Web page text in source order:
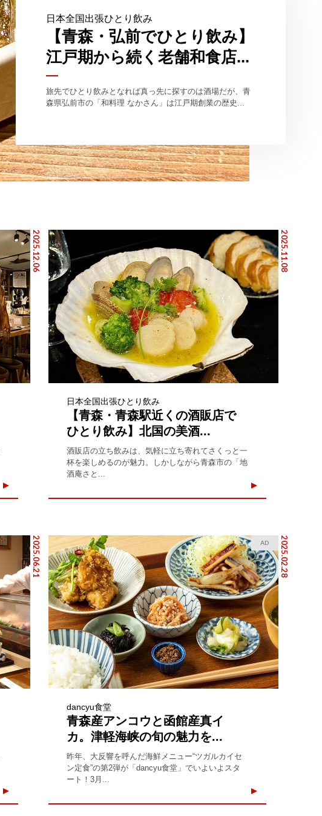
日本全国出張ひとり飲み
【青森・弘前でひとり飲み】
江戸期から続く老舗和食店...
旅先でひとり飲みとなれば真っ先に探すのは酒場だが、青
森県弘前市の「和料理 なかさん」は江戸期創業の歴史...
2025.12.06 2025.11.08
日本全国出張ひとり飲み
【青森・青森駅近くの酒販店で
ひとり飲み】北国の美酒...
酒販店の立ち飲みは、気軽に立ち寄れてさくっと一
杯を楽しめるのが魅力。しかしながら青森市の「地
酒庵さと...
2025.06.21 2025.02.28
AD
dancyu食堂
青森産アンコウと函館産真イ
カ。津軽海峡の旬の魅力を...
昨年、大反響を呼んだ海鮮メニュー“ツガルカイセ
ン定食”の第2弾が「dancyu食堂」でいよいよスタ
ート！3月...